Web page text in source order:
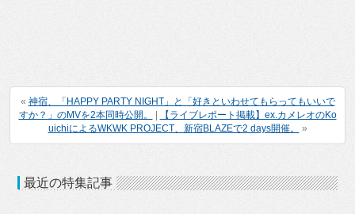
« 神宿、「HAPPY PARTY NIGHT」と「好きといわせてもらってもいいで
すか？」のMVを2本同時公開。
|
【ライブレポート掲載】ex.カメレオのKo
uichiによるWKWK PROJECT、新宿BLAZEで2 days開催。
»
最近の特集記事